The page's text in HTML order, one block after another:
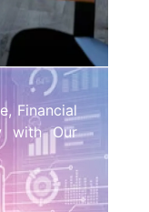
Financial
with Our